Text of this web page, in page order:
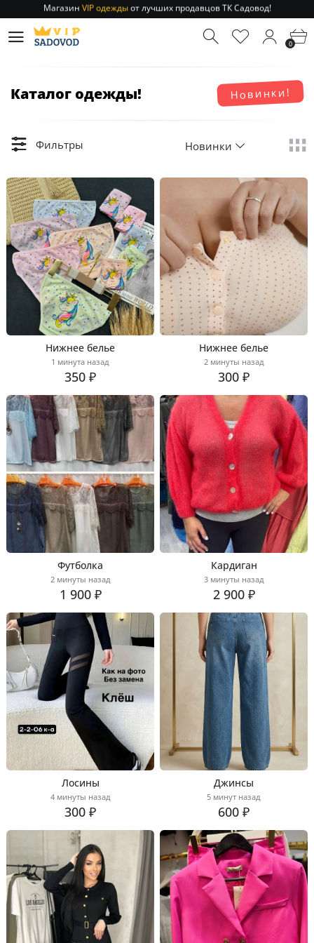
Отправление заказа 1-3 дняпо РФ и МСК!
Магазин
от лучших продавцов ТК Садовод!
0
Новинки!
Каталог одежды!
Фильтры Новинки
Нижнее белье
1 минута назад
350 ₽
Нижнее белье
2 минуты назад
300 ₽
Футболка
2 минуты назад
1 900 ₽
Кардиган
3 минуты назад
2 900 ₽
Лосины
4 минуты назад
300 ₽
Джинсы
5 минут назад
600 ₽